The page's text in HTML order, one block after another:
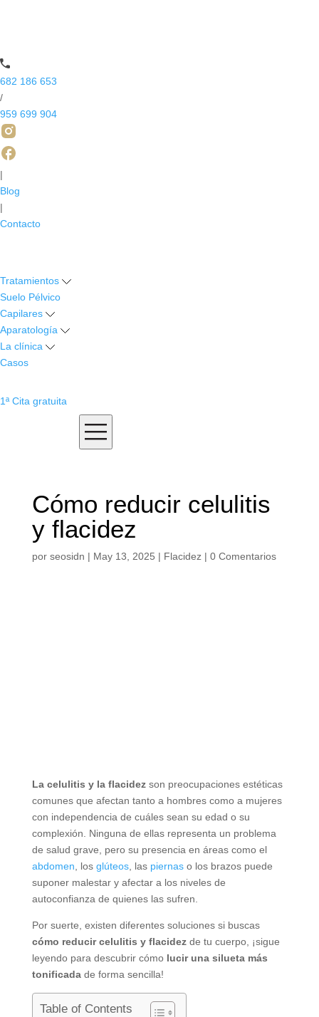
682 186 653
/
959 699 904
|
Blog
|
Contacto
Tratamientos
Suelo Pélvico
Capilares
Aparatología
La clínica
Casos
1ª Cita gratuita
Cómo reducir celulitis
y flacidez
por seosidn | May 13, 2025 | Flacidez| 0 Comentarios
La celulitis y la flacidezson preocupaciones estéticas
comunes que afectan tanto a hombres como a mujeres
con independencia de cuáles sean su edad o su
complexión. Ninguna de ellas representa un problema
de salud grave, pero su presencia en áreas como el
abdomen , los glúteos, las piernas o los brazos puede
suponer malestar y afectar a los niveles de
autoconfianza de quienes las sufren.
Por suerte, existen diferentes soluciones si buscas
cómo reducir celulitis y flacidezde tu cuerpo, ¡sigue
leyendo para descubrir cómolucir una silueta más
tonificadade forma sencilla!
Table of Contents